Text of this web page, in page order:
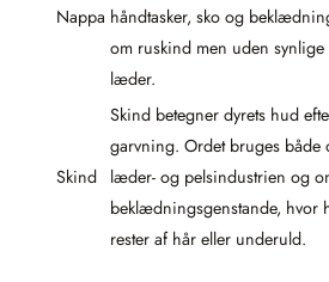
Nappa håndtasker, sko og
om ruskind men uden synlige
læder.
Skind
Skind betegner dyrets hud
garvning. Ordet bruges både
læder- og pelsindustrien og
beklædningsgenstande, hvor
rester af hår eller underuld.